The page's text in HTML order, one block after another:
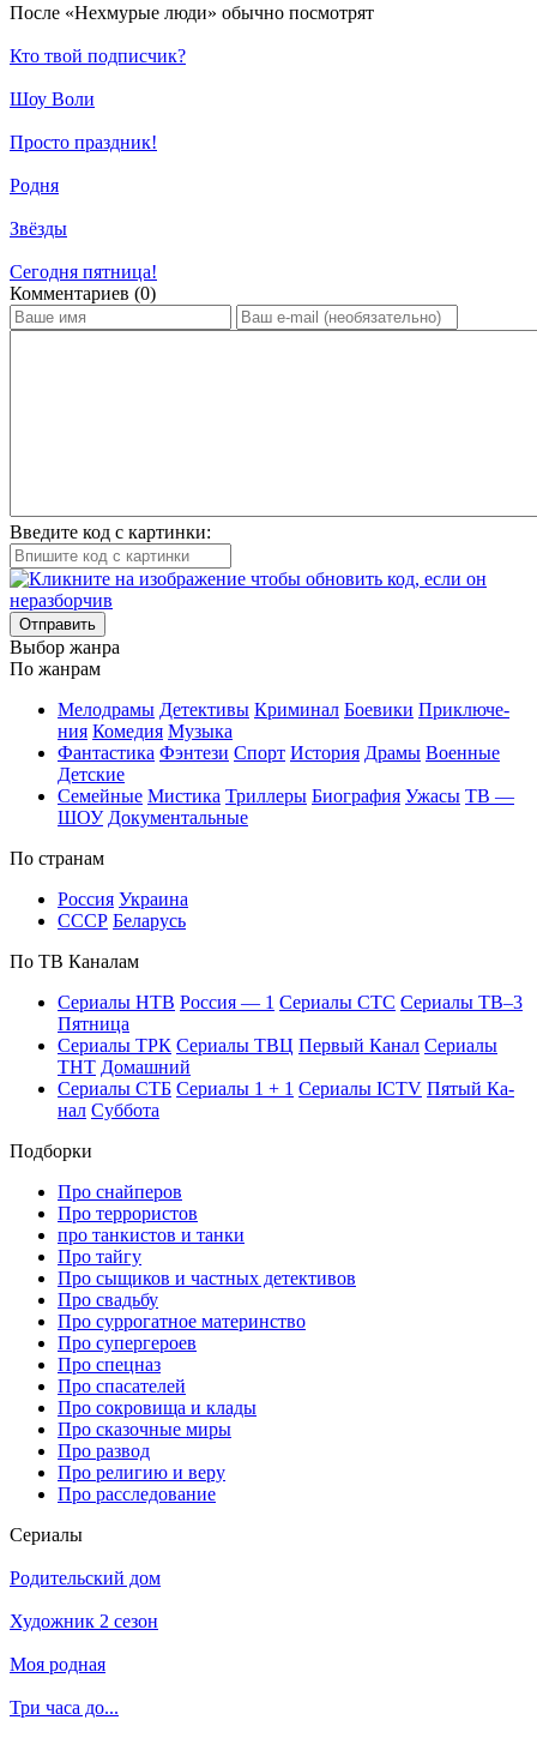
По­сле «Нехмурые люди» обыч­но по­смот­рят
Кто твой подписчик?
Шоу Воли
Просто праздник!
Родня
Звёзды
Сегодня пятница!
Ком­мен­та­ри­ев (0)
Введите код с картинки:
Отправить
Вы­бор жан­ра
По жан­рам
Ме­ло­дра­мы Де­тек­ти­вы Кри­ми­нал Бое­ви­ки При­клю­че­
ния Ко­ме­дия Му­зы­ка
Фан­та­сти­ка Фэн­те­зи Спорт Ис­то­рия Дра­мы Во­ен­ные
Дет­ские
Се­мей­ные Мис­ти­ка Трил­ле­ры Био­гра­фия Ужа­сы ТВ —
ШОУ До­ку­мен­таль­ные
По стра­нам
Рос­сия Ук­раи­на
СССР Бе­ла­русь
По ТВ Ка­на­лам
Се­риа­лы НТВ Рос­сия — 1 Се­риа­лы СТС Се­риа­лы ТВ–3
Пят­ни­ца
Се­риа­лы ТРК Се­риа­лы ТВЦ Пер­вый Ка­нал Се­риа­лы
ТНТ До­маш­ний
Се­риа­лы СТБ Се­риа­лы 1 + 1 Се­риа­лы ICTV Пя­тый Ка­
нал Суб­бо­та
Подборки
Про снайперов
Про террористов
про танкистов и танки
Про тайгу
Про сыщиков и частных детективов
Про свадьбу
Про суррогатное материнство
Про супергероев
Про спецназ
Про спасателей
Про сокровища и клады
Про сказочные миры
Про развод
Про религию и веру
Про расследование
Се­риа­лы
Родительский дом
Художник 2 сезон
Моя родная
Три часа до...